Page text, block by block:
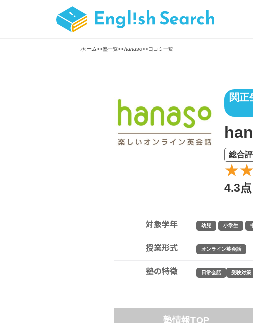
ホーム>>塾一覧>>hanaso>>口コミ一覧
関正
総合
4.3
対象学年 幼児 小学生
授業形式 オンライン英会話
塾の特徴 日常会話 受験対策
塾情報TOP